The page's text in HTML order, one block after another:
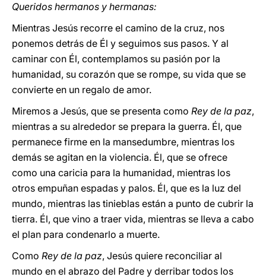
Queridos hermanos y hermanas:
Mientras Jesús recorre el camino de la cruz, nos
ponemos detrás de Él y seguimos sus pasos. Y al
caminar con Él, contemplamos su pasión por la
humanidad, su corazón que se rompe, su vida que se
convierte en un regalo de amor.
Miremos a Jesús, que se presenta como Rey de la paz,
mientras a su alrededor se prepara la guerra. Él, que
permanece firme en la mansedumbre, mientras los
demás se agitan en la violencia. Él, que se ofrece
como una caricia para la humanidad, mientras los
otros empuñan espadas y palos. Él, que es la luz del
mundo, mientras las tinieblas están a punto de cubrir la
tierra. Él, que vino a traer vida, mientras se lleva a cabo
el plan para condenarlo a muerte.
Como Rey de la paz, Jesús quiere reconciliar al
mundo en el abrazo del Padre y derribar todos los